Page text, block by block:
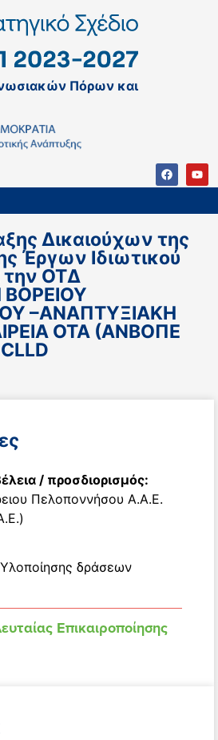
Πόρων και
Δικαιούχων της
Έργων Ιδιωτικού
την ΟΤΔ
–ΑΝΑΠΤΥΞΙΑΚΗ
ΟΤΑ (ΑΝΒΟΠΕ
/ προσδιορισμός:
Πελοποννήσου Α.Α.Ε.
δράσεων
Επικαιροποίησης